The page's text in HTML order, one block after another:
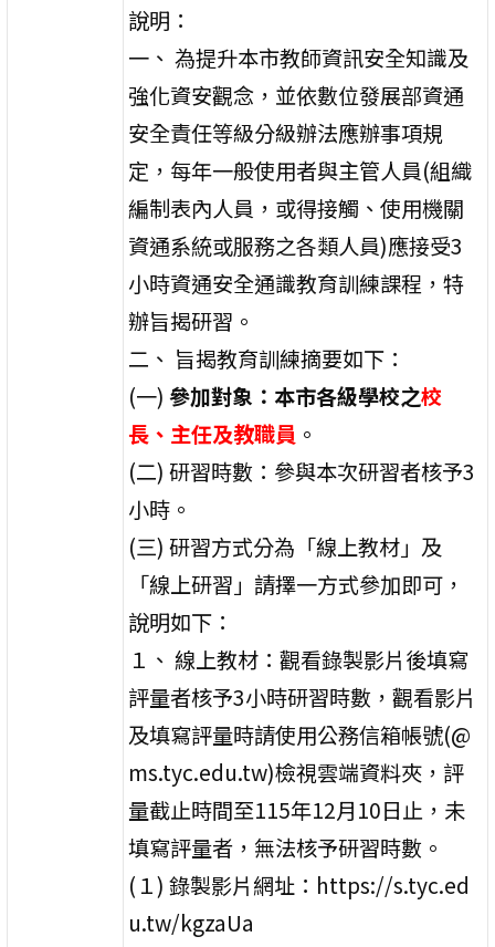
說明：
一、 為提升本市教師資訊安全知識及
強化資安觀念，並依數位發展部資通
安全責任等級分級辦法應辦事項規
定，每年一般使用者與主管人員(組織
編制表內人員，或得接觸、使用機關
資通系統或服務之各類人員)應接受3
小時資通安全通識教育訓練課程，特
辦旨揭研習。
二、 旨揭教育訓練摘要如下：
(一)參加對象：本市各級學校之校
長、主任及教職員 。
(二) 研習時數：參與本次研習者核予3
小時。
(三) 研習方式分為「線上教材」及
「線上研習」請擇一方式參加即可，
說明如下：
１、 線上教材：觀看錄製影片後填寫
評量者核予3小時研習時數，觀看影片
及填寫評量時請使用公務信箱帳號(@
ms.tyc.edu.tw)檢視雲端資料夾，評
量截止時間至115年12月10日止，未
填寫評量者，無法核予研習時數。
(１) 錄製影片網址：https://s.tyc.ed
u.tw/kgzaUa